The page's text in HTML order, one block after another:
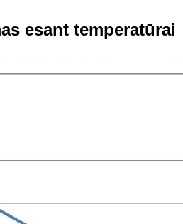
esant temperatūrai